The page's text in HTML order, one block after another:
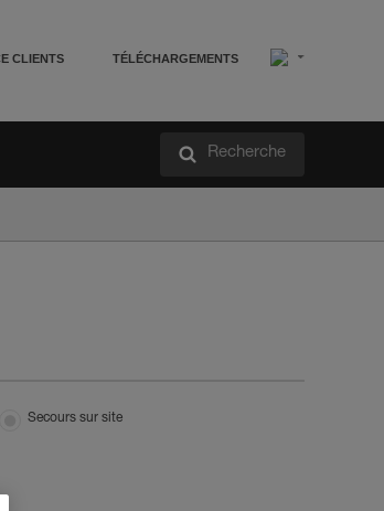
CLIENTS TÉLÉCHARGEMENTS
Recherche
Secours sur site